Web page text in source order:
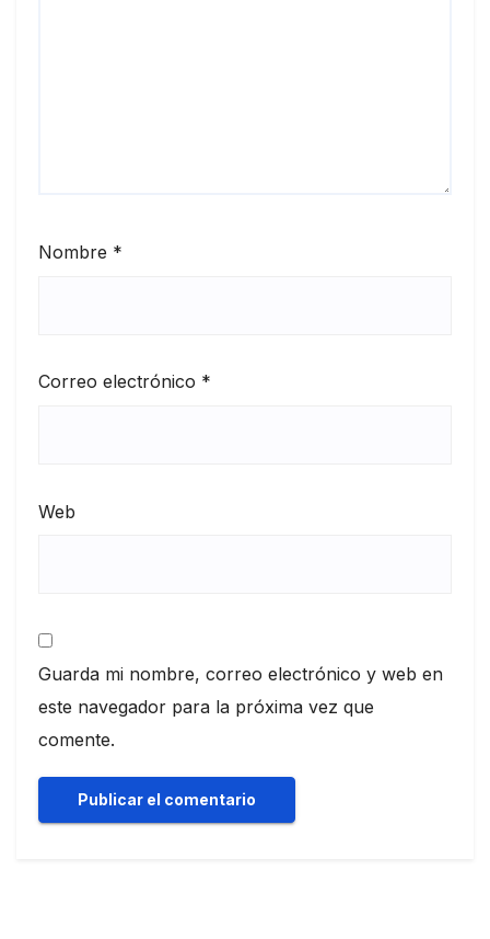
Nombre *
Correo electrónico *
Web
Guarda mi nombre, correo electrónico y web en
este navegador para la próxima vez que
comente.